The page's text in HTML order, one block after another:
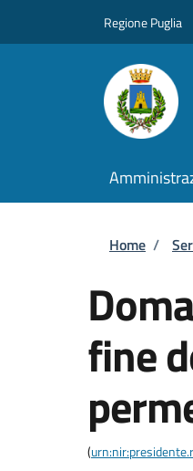
Regione Puglia
Home /
fine
(